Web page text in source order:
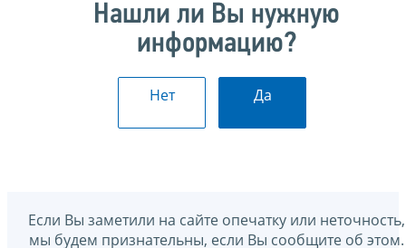
Нашли ли Вы нужную
информацию?
Нет Да
Если Вы заметили на сайте опечатку или неточность,
мы будем признательны, если Вы сообщите об этом.